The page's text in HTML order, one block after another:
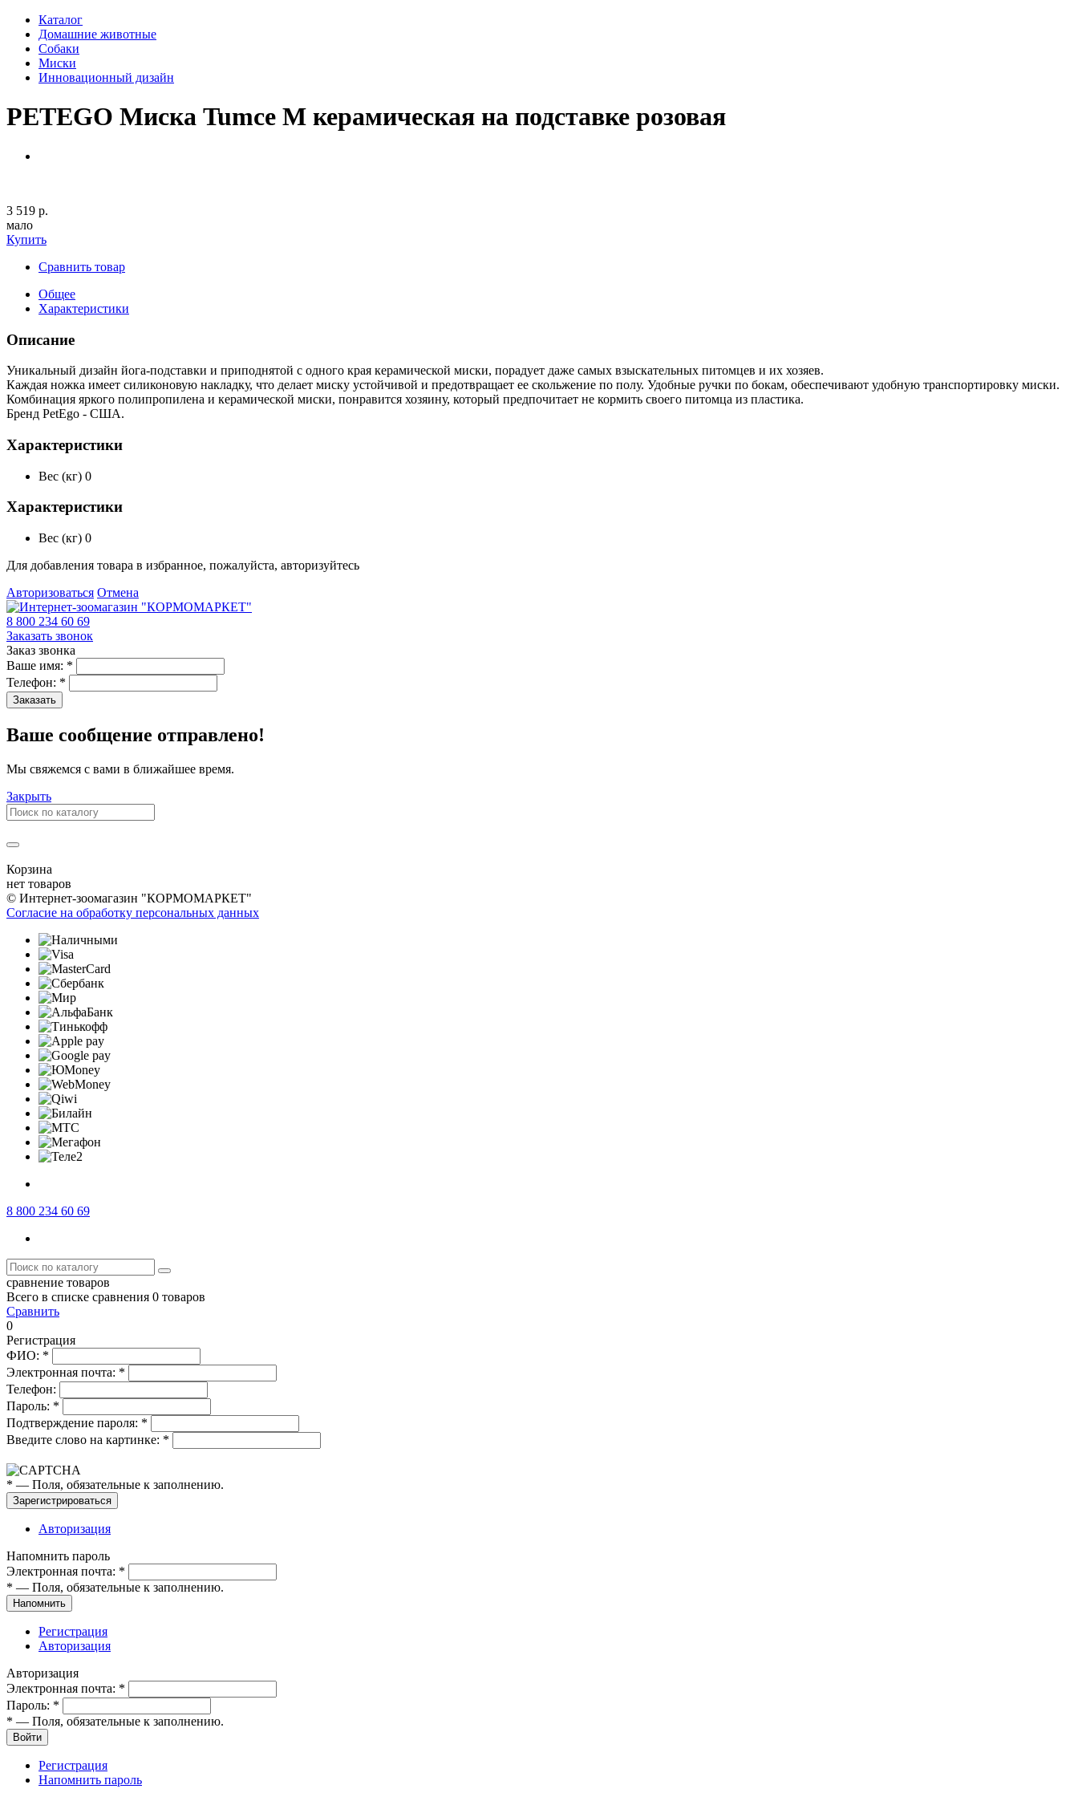
Каталог
Домашние животные
Собаки
Миски
Инновационный дизайн
PETEGO Миска Tumce M керамическая на подставке розовая
3 519 р.
мало
Купить
Сравнить товар
Общее
Характеристики
Описание
Уникальный дизайн йога-подставки и приподнятой с одного края керамической миски, порадует даже самых взыскательных питомцев и их хозяев.
Каждая ножка имеет силиконовую накладку, что делает миску устойчивой и предотвращает ее скольжение по полу. Удобные ручки по бокам, обеспечивают удобную транспортировку миски.
Комбинация яркого полипропилена и керамической миски, понравится хозяину, который предпочитает не кормить своего питомца из пластика.
Бренд PetEgo - США.
Характеристики
Вес (кг) 0
Характеристики
Вес (кг) 0
Для добавления товара в избранное, пожалуйста, авторизуйтесь
Авторизоваться Отмена
8 800 234 60 69
Заказать звонок
Заказ звонка
Ваше имя: *
Телефон: *
Заказать
Ваше сообщение отправлено!
Мы свяжемся с вами в ближайшее время.
Закрыть
Корзина
нет товаров
© Интернет-зоомагазин "КОРМОМАРКЕТ"
Согласие на обработку персональных данных
8 800 234 60 69
сравнение товаров
Всего в списке сравнения 0 товаров
Сравнить
0
Регистрация
ФИО: *
Электронная почта: *
Телефон:
Пароль: *
Подтверждение пароля: *
Введите слово на картинке: *
* — Поля, обязательные к заполнению.
Зарегистрироваться
Авторизация
Напомнить пароль
Электронная почта: *
* — Поля, обязательные к заполнению.
Напомнить
Регистрация
Авторизация
Авторизация
Электронная почта: *
Пароль: *
* — Поля, обязательные к заполнению.
Войти
Регистрация
Напомнить пароль